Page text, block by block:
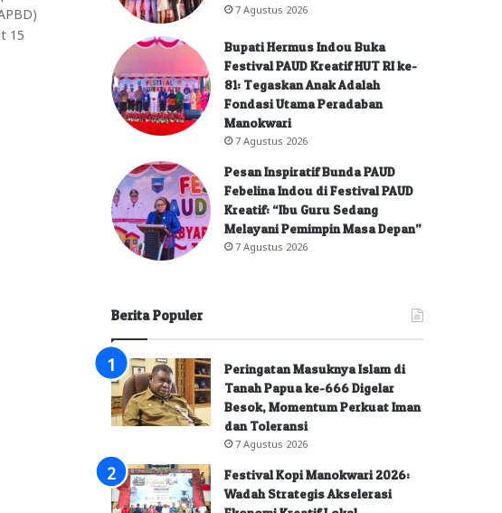
15
7 Agustus 2026
Bupati Hermus Indou Buka
Festival PAUD Kreatif HUT RI ke-
81: Tegaskan Anak Adalah
Fondasi Utama Peradaban
Manokwari
7 Agustus 2026
Pesan Inspiratif Bunda PAUD
Febelina Indou di Festival PAUD
Kreatif: “Ibu Guru Sedang
Melayani Pemimpin Masa Depan”
7 Agustus 2026
Berita Populer
Peringatan Masuknya Islam di
Tanah Papua ke-666 Digelar
Besok, Momentum Perkuat Iman
dan Toleransi
7 Agustus 2026
Festival Kopi Manokwari 2026:
Wadah Strategis Akselerasi